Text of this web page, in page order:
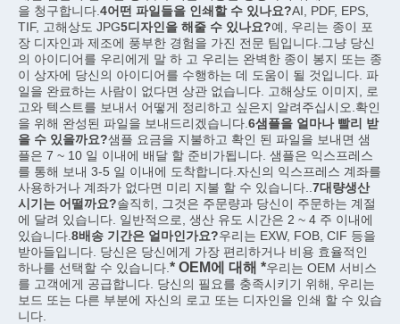
을 청구합니다. 4어떤 파일들을 인쇄할 수 있나요?AI, PDF, EPS,
TIF, 고해상도 JPG5디자인을 해줄 수 있나요?예, 우리는 종이 포
장 디자인과 제조에 풍부한 경험을 가진 전문 팀입니다.그냥 당신
의 아이디어를 우리에게 말 하 고 우리는 완벽한 종이 봉지 또는 종
이 상자에 당신의 아이디어를 수행하는 데 도움이 될 것입니다. 파
일을 완료하는 사람이 없다면 상관 없습니다. 고해상도 이미지, 로
고와 텍스트를 보내서 어떻게 정리하고 싶은지 알려주십시오.확인
을 위해 완성된 파일을 보내드리겠습니다. 6샘플을 얼마나 빨리 받
을 수 있을까요?샘플 요금을 지불하고 확인 된 파일을 보내면 샘
플은 7 ~ 10 일 이내에 배달 할 준비가됩니다. 샘플은 익스프레스
를 통해 보내 3-5 일 이내에 도착합니다.자신의 익스프레스 계좌를
사용하거나 계좌가 없다면 미리 지불 할 수 있습니다.. 7대량생산
시기는 어떨까요?솔직히, 그것은 주문량과 당신이 주문하는 계절
에 달려 있습니다. 일반적으로, 생산 유도 시간은 2 ~ 4 주 이내에
있습니다. 8배송 기간은 얼마인가요?우리는 EXW, FOB, CIF 등을
받아들입니다. 당신은 당신에게 가장 편리하거나 비용 효율적인
하나를 선택할 수 있습니다. * OEM에 대해 *우리는 OEM 서비스
를 고객에게 공급합니다. 당신의 필요를 충족시키기 위해, 우리는
보드 또는 다른 부분에 자신의 로고 또는 디자인을 인쇄 할 수 있습
니다.